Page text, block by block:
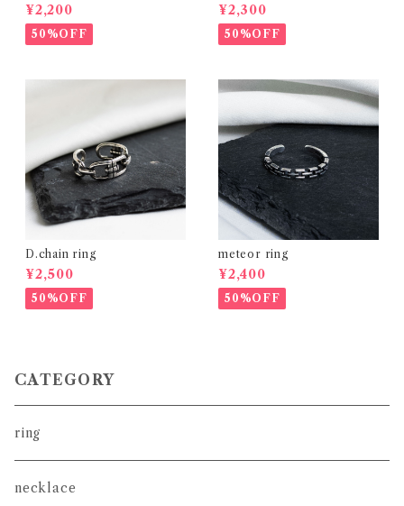
¥2,200
50%OFF
¥2,300
50%OFF
D.chain ring
¥2,500
50%OFF
meteor ring
¥2,400
50%OFF
CATEGORY
ring
necklace